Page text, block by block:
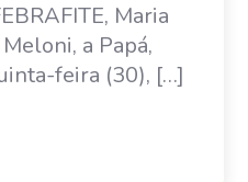
Maria
a Papá,
feira (30), […]